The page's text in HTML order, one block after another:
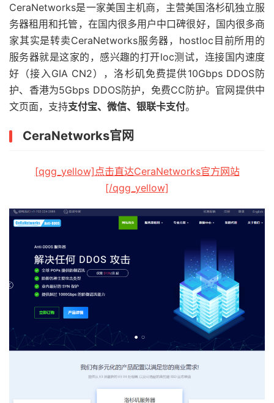
CeraNetworks是一家美国主机商，主营美国洛杉矶独立服
务器租用和托管，在国内很多用户中口碑很好，国内很多商
家其实是转卖CeraNetworks服务器，hostloc目前所用的
服务器就是这家的，感兴趣的打开loc测试，连接国内速度
好（接入GIA CN2），洛杉矶免费提供10Gbps DDOS防
护、香港为5Gbps DDOS防护，免费CC防护。官网提供中
文页面，支持支付宝、微信、银联卡支付。
CeraNetworks官网
[qgg_yellow]点击直达CeraNetworks官方网站
[/qgg_yellow]